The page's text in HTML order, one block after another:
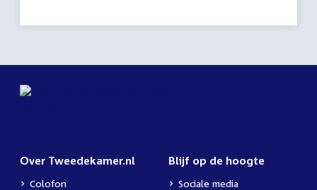
Over Tweedekamer.nl
Colofon
Blijf op de hoogte
Sociale media